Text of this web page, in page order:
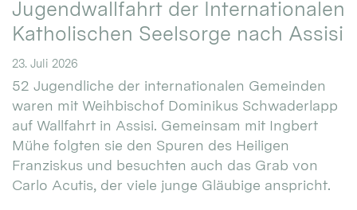
Jugendwallfahrt der Internationalen
Katholischen Seelsorge nach Assisi
23. Juli 2026
52 Jugendliche der internationalen Gemeinden
waren mit Weihbischof Dominikus Schwaderlapp
auf Wallfahrt in Assisi. Gemeinsam mit Ingbert
Mühe folgten sie den Spuren des Heiligen
Franziskus und besuchten auch das Grab von
Carlo Acutis, der viele junge Gläubige anspricht.